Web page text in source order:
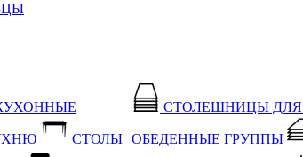
СТОЛЫ
СТОЛЕШНИЦЫ
ОБЕДЕННЫЕ ГРУППЫ